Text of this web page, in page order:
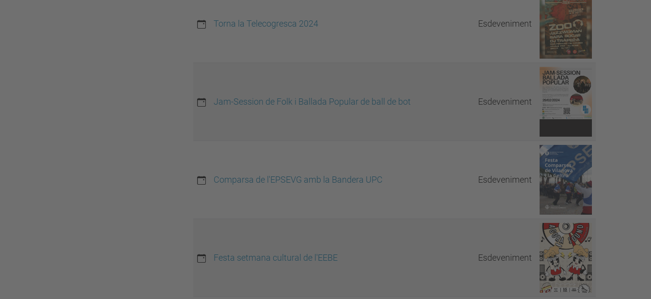
Torna la Telecogresca 2024 Esdeveniment
Jam-Session de Folk i Ballada Popular de ball de bot Esdeveniment
Comparsa de l'EPSEVG amb la Bandera UPC Esdeveniment
Festa setmana cultural de l'EEBE Esdeveniment